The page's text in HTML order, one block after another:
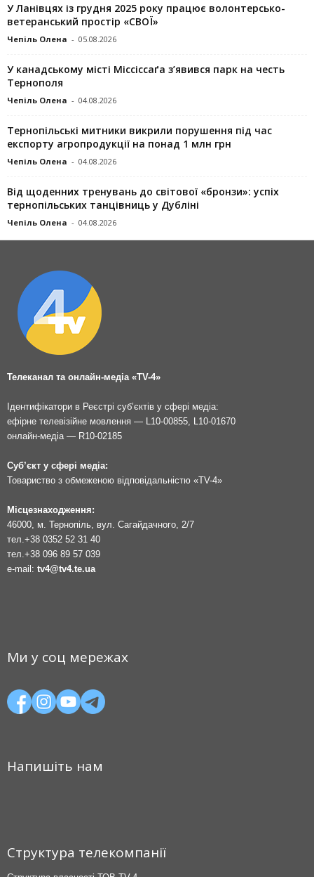
У Ланівцях із грудня 2025 року працює волонтерсько-
ветеранський простір «СВОЇ»
Чепіль Олена - 05.08.2026
У канадському місті Міссіссаґа з’явився парк на честь
Тернополя
Чепіль Олена - 04.08.2026
Тернопільські митники викрили порушення під час
експорту агропродукції на понад 1 млн грн
Чепіль Олена - 04.08.2026
Від щоденних тренувань до світової «бронзи»: успіх
тернопільських танцівниць у Дубліні
Чепіль Олена - 04.08.2026
Телеканал та онлайн-медіа «TV-4»
Ідентифікатори в Реєстрі суб’єктів у сфері медіа:
ефірне телевізійне мовлення — L10-00855, L10-01670
онлайн-медіа — R10-02185
Суб’єкт у сфері медіа:
Товариство з обмеженою відповідальністю «TV-4»
Місцезнаходження:
46000, м. Тернопіль, вул. Сагайдачного, 2/7
тел. +38 0352 52 31 40
тел. +38 096 89 57 039
e-mail: tv4@tv4.te.ua
Ми у соц мережах
Напишіть нам
Структура телекомпанії